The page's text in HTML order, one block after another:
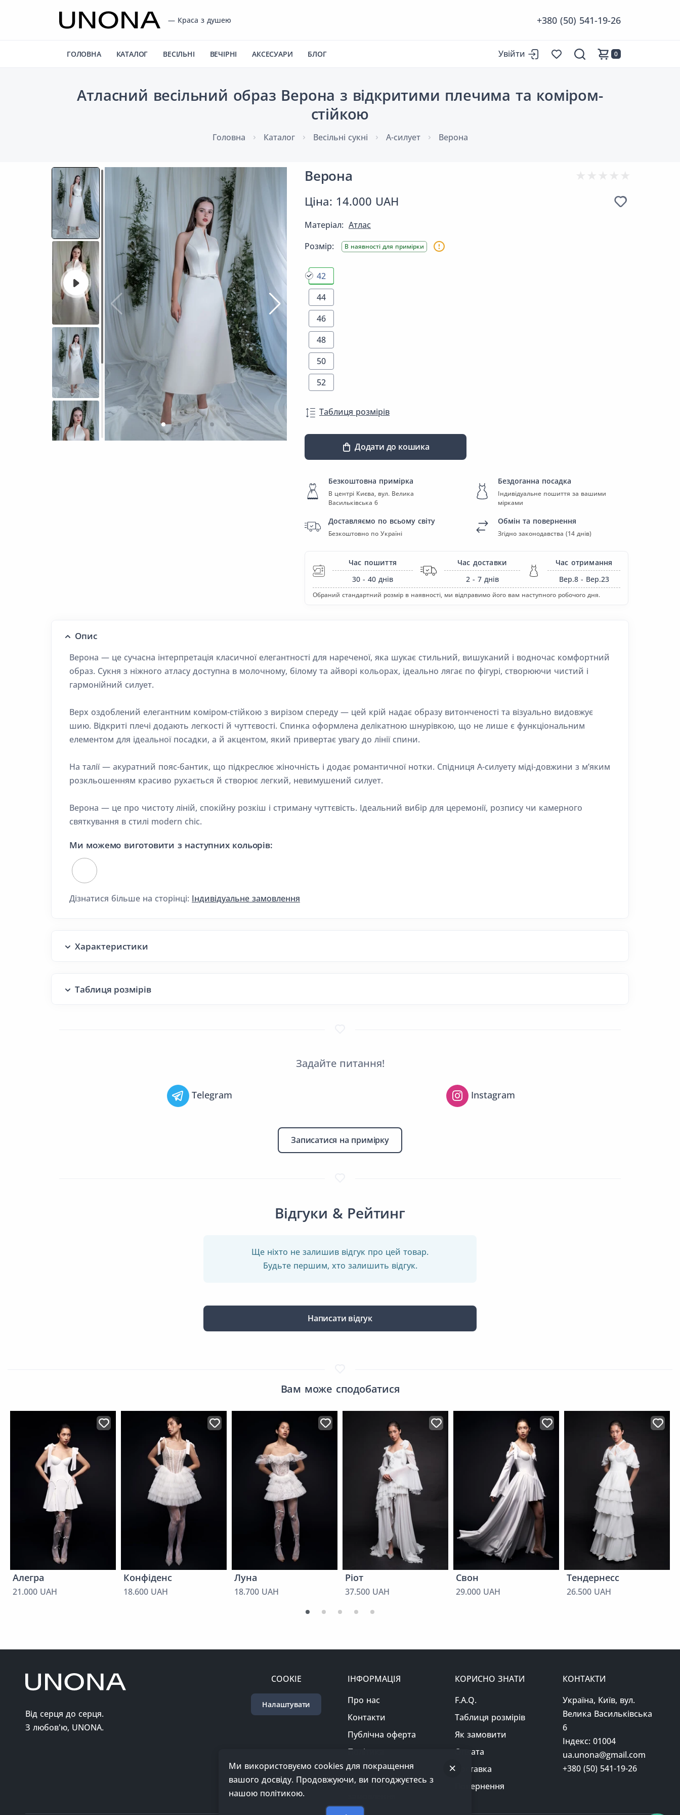
— Краса з душею +380 (50) 541-19-26
ГОЛОВНА КАТАЛОГ ВЕСІЛЬНІ ВЕЧІРНІ АКСЕСУАРИ БЛОГ Увійти 0
Атласний весільний образ Верона з відкритими плечима та коміром-
стійкою
Головна Каталог Весільні сукні А-силует Верона
Верона
Ціна: 14.000 UAH
Матеріал: Атлас
Розмір:
В наявності для примірки
42
44
46
48
50
52
Таблиця розмірів
Додати до кошика
Безкоштовна примірка
В центрі Києва, вул. Велика
Васильківська 6
Бездоганна посадка
Індивідуальне пошиття за вашими
мірками
Доставляємо по всьому світу
Безкоштовно по Україні
Обмін та повернення
Згідно законодавства (14 днів)
Час пошиття
30 - 40 днів
Час доставки
2 - 7 днів
Час отримання
Вер.8 - Вер.23
Обраний стандартний розмір в наявності, ми відправимо його вам наступного робочого дня.
Опис
Верона — це сучасна інтерпретація класичної елегантності для нареченої, яка шукає стильний, вишуканий і водночас комфортний
образ. Сукня з ніжного атласу доступна в молочному, білому та айворі кольорах, ідеально лягає по фігурі, створюючи чистий і
гармонійний силует.
Верх оздоблений елегантним коміром-стійкою з вирізом спереду — цей крій надає образу витонченості та візуально видовжує
шию. Відкриті плечі додають легкості й чуттєвості. Спинка оформлена делікатною шнурівкою, що не лише є функціональним
елементом для ідеальної посадки, а й акцентом, який привертає увагу до лінії спини.
На талії — акуратний пояс-бантик, що підкреслює жіночність і додає романтичної нотки. Спідниця А-силуету міді-довжини з м’яким
розкльошенням красиво рухається й створює легкий, невимушений силует.
Верона — це про чистоту ліній, спокійну розкіш і стриману чуттєвість. Ідеальний вибір для церемонії, розпису чи камерного
святкування в стилі modern chic.
Ми можемо виготовити з наступних кольорів:
Дізнатися більше на сторінці: Індивідуальне замовлення
Характеристики
Таблиця розмірів
Задайте питання!
Telegram Instagram
Записатися на примірку
Відгуки & Рейтинг
Ще ніхто не залишив відгук про цей товар.
Будьте першим, хто залишить відгук.
Написати відгук
Вам може сподобатися
Алегра
21.000 UAH
Конфіденс
18.600 UAH
Луна
18.700 UAH
Ріот
37.500 UAH
Свон
29.000 UAH
Тендернесс
26.500 UAH
Від серця до серця.
З любов'ю, UNONA.
COOKIE
Налаштувати
ІНФОРМАЦІЯ
Про нас
Контакти
Публічна оферта
Політика
конфіденційності
Індивідуальне
КОРИСНО ЗНАТИ
F.A.Q.
Таблиця розмірів
Як замовити
Оплата
Доставка
Повернення
КОНТАКТИ
Україна, Київ, вул.
Велика Васильківська
6
Індекс: 01004
ua.unona@gmail.com
+380 (50) 541-19-26
Ми використовуємо cookies для покращення
вашого досвіду. Продовжуючи, ви погоджуєтесь з